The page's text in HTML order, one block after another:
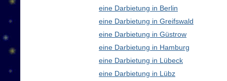
eine Darbietung in Berlin
eine Darbietung in Greifswald
eine Darbietung in Güstrow
eine Darbietung in Hamburg
eine Darbietung in Lübeck
eine Darbietung in Lübz